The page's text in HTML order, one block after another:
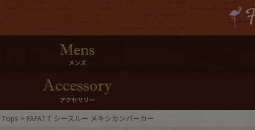
500pt＆10％Offクーポンプレゼント
LINE ID連携
メンズ
アクセサリー
Tops FAFATT シースルー メキシカンパーカー